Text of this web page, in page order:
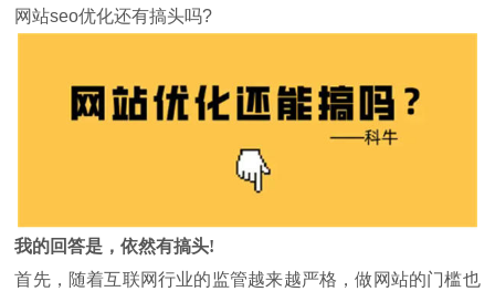
网站seo优化还有搞头吗?
我的回答是，依然有搞头!
首先，随着互联网行业的监管越来越严格，做网站的门槛也